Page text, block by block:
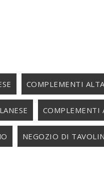
COMPLEMENTI
COMPLEMENTI
NEGOZIO DI